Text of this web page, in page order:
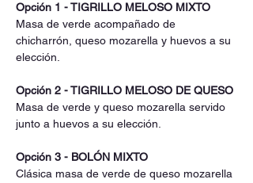
Opción 1 - TIGRILLO MELOSO MIXTO
Masa de verde acompañado de
chicharrón, queso mozarella y huevos a su
elección.
Opción 2 - TIGRILLO MELOSO DE QUESO
Masa de verde y queso mozarella servido
junto a huevos a su elección.
Opción 3 - BOLÓN MIXTO
Clásica masa de verde de queso mozarella